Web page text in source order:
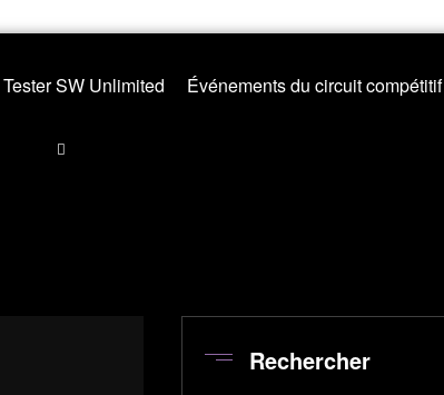
Tester SW Unlimited Événements du circuit compétitif
Rechercher